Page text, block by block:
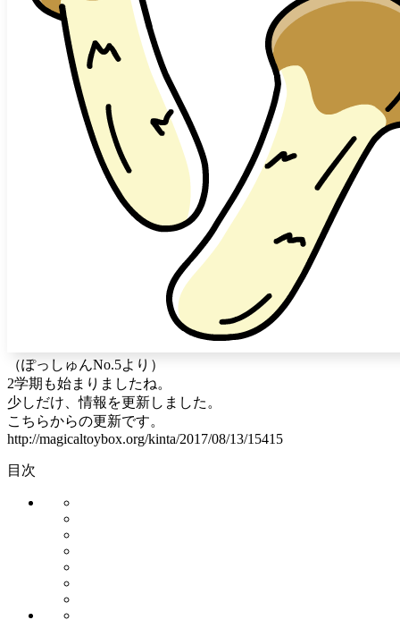
（ぽっしゅんNo.5より）
2学期も始まりましたね。
少しだけ、情報を更新しました。
こちらからの更新です。
http://magicaltoybox.org/kinta/2017/08/13/15415
目次